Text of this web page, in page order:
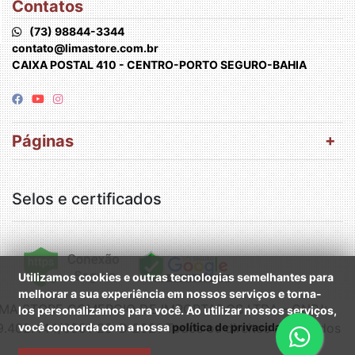
usa. Ela pode ser usada em diversas ocasiões,
desde ambientes mais formais até momentos de
lazer, adaptando-se facilmente a diferentes estilos e
combinações de roupas.
Na Loja Lima Store, compreendemos a importância
de oferecer produtos que não apenas acompanhem
as tendências da moda, mas que também sejam
funcionais e duráveis. A pulseira de silicone
masculina que oferecemos é um exemplo perfeito
dessa filosofia. Desenvolvida com materiais de alta
qualidade, ela é projetada para resistir ao uso diário
e manter sua aparência impecável por muito tempo.
Contatos
(73) 98844-3344
contato@limastore.com.br
CAIXA POSTAL 410 - CENTRO-PORTO SEGURO-BAHIA
Páginas
Selos e certificados
STORE COMERCIO DE IMPORTADOS LTDA - CNPJ:
0001-28 © 2021 Todos os direitos reservados
Utilizamos cookies e outras tecnologias semelhantes para
melhorar a sua experiência em nossos serviços e torna-
los personalizamos para você. Ao utilizar nossos serviços,
você concorda com a nossa política de privacidade.